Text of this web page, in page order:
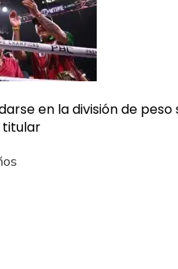
en la división de
titular